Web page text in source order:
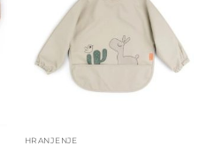
HRANJENJE